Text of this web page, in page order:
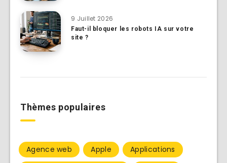
9 Juillet 2026
Faut-il bloquer les robots IA sur votre
site ?
Thèmes populaires
Agence web Apple
Applications